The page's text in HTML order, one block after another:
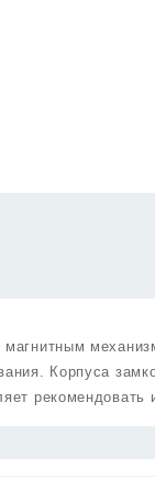
магнитным
Корпуса